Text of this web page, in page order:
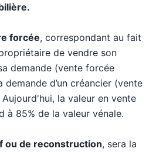
forcée, correspondant au fait
de vendre son
demande (vente forcée
d’un créancier (vente
la valeur en vente
à 85% de la valeur vénale.
ou de reconstruction, sera la